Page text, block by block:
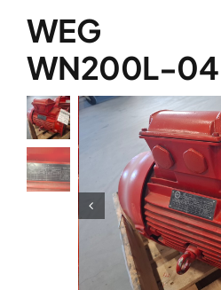
Over ons
WEG
WN200L-04